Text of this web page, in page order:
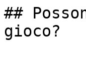
##
gioco?